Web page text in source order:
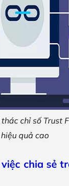
chỉ số Trust
hiệu quả cao
chia sẻ